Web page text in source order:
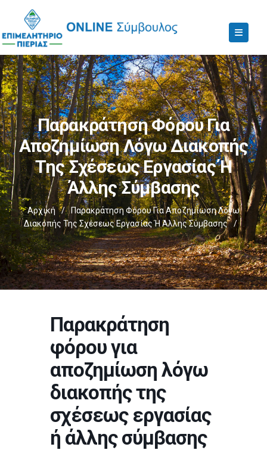
Παρακράτηση Φόρου Για
Αποζημίωση Λόγω Διακοπής
Της Σχέσεως Εργασίας Ή
Άλλης Σύμβασης
Αρχική /
Παρακράτηση Φόρου Για Αποζημίωση Λόγω
Διακοπής Της Σχέσεως Εργασίας Ή Άλλης Σύμβασης
/
Παρακράτηση
φόρου για
αποζημίωση λόγω
διακοπής της
σχέσεως εργασίας
ή άλλης σύμβασης